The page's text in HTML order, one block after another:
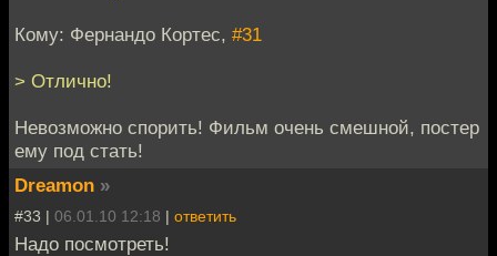
Кому: Фернандо Кортес, #31
> Отлично!
Невозможно спорить! Фильм очень смешной, постер
ему под стать!
Dreamon »
#33 | 06.01.10 12:18 | ответить
Надо посмотреть!